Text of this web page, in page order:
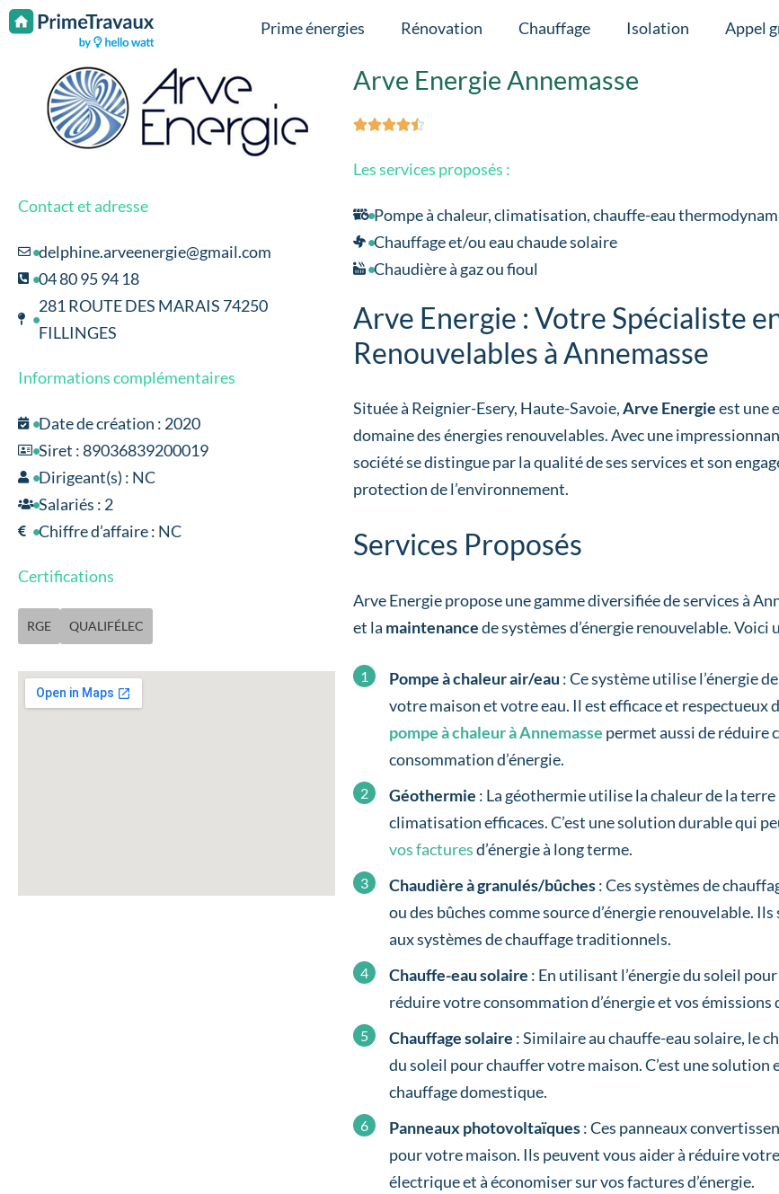
Passer au contenu Prime énergies Rénovation Chauffage Isolation Appel
Contact et adresse
delphine.arveenergie@gmail.com
04 80 95 94 18
281 ROUTE DES MARAIS 74250
FILLINGES
Informations complémentaires
Date de création : 2020
Siret : 89036839200019
Dirigeant(s) : NC
Salariés : 2
Chiffre d’affaire : NC
Certifications
RGE QUALIFÉLEC
Arve Energie Annemasse

Les services proposés :
Pompe à chaleur, climatisation, chauffe-eau
Chauffage et/ou eau chaude solaire
Chaudière à gaz ou fioul
Arve Energie : Votre Spécialiste
Renouvelables à Annemasse
Située à Reignier-Esery, Haute-Savoie,Arve Energieest une
domaine des énergies renouvelables. Avec une
société se distingue par la qualité de ses services et son
protection de l’environnement.
Services Proposés
Arve Energie propose une gamme diversifiée de services à
et la maintenancede systèmes d’énergie renouvelable.
Pompe à chaleur air/eau : Ce système utilise l’énergie
votre maison et votre eau. Il est efficace et respectueux
pompe à chaleur à Annemasse permet aussi de réduire
consommation d’énergie.
Géothermie : La géothermie utilise la chaleur de la
climatisation efficaces. C’est une solution durable qui
vos facturesd’énergie à long terme.
Chaudière à granulés/bûches: Ces systèmes de
ou des bûches comme source d’énergie renouvelable.
aux systèmes de chauffage traditionnels.
Chauffe-eau solaire : En utilisant l’énergie du soleil
réduire votre consommation d’énergie et vos émissions
Chauffage solaire : Similaire au chauffe-eau solaire, le
du soleil pour chauffer votre maison. C’est une solution
chauffage domestique.
Panneaux photovoltaïques: Ces panneaux
pour votre maison. Ils peuvent vous aider à réduire votre
électrique et à économiser sur vos factures d’énergie.